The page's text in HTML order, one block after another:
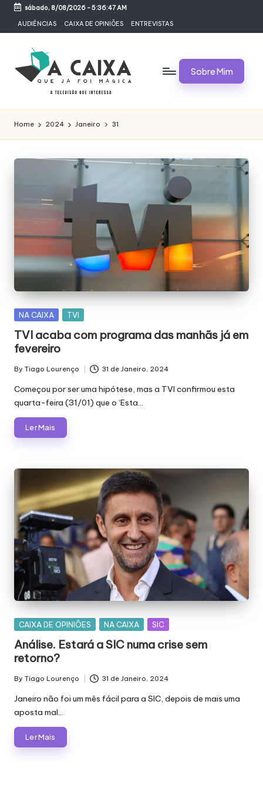
content
sábado, 8/08/2026-5:36:47 AM
AUDIÊNCIAS CAIXA DE OPINIÕES ENTREVISTAS
A
C
A
I
A
Q
U
E
J
Á
F
O
I
M
Á
G
C
A
Programas,
Séries
Sobre Mim
Home 2024 Janeiro 31
Posted
NA CAIXA TVI
TVI acaba com programa das manhãs já em
fevereiro
Posted
by
By Tiago Lourenço 31 de Janeiro, 2024
Começou por ser uma hipótese, mas a TVI confirmou esta
quarta-feira (31/01) que o ‘Esta…
Ler Mais
Posted
CAIXA DE OPINIÕES NA CAIXA SIC
Análise. Estará a SIC numa crise sem
retorno?
Posted
by
By Tiago Lourenço 31 de Janeiro, 2024
Janeiro não foi um mês fácil para a SIC, depois de mais uma
aposta mal…
Ler Mais